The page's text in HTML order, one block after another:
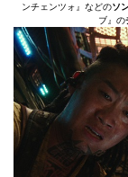
ンチェンツォ』などのソ
ブ』の